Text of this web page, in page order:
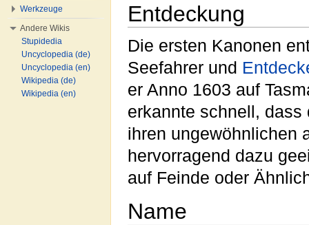
Entdeckung
Die ersten Kanonen
Seefahrer und
er Anno 1603 auf
erkannte schnell, dass
ihren ungewöhnlichen
hervorragend dazu
auf Feinde oder
Name
Werkzeuge
Andere Wikis
Stupidedia
Uncyclopedia (de)
Uncyclopedia (en)
Wikipedia (de)
Wikipedia (en)